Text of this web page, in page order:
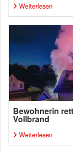
Weiterlesen
Bewohnerin
Vollbrand
Weiterlesen